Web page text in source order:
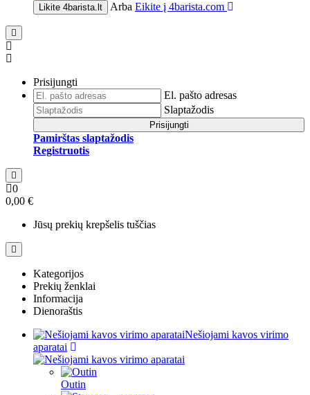
Likite 4barista.lt Arba Eikite į 4barista.com
Prisijungti
El. pašto adresas
Slaptažodis
Prisijungti
Pamirštas slaptažodis
Registruotis
0
0,00 €
Jūsų prekių krepšelis tuščias
Kategorijos
Prekių ženklai
Informacija
Dienoraštis
Nešiojami kavos virimo
aparatai
Outin